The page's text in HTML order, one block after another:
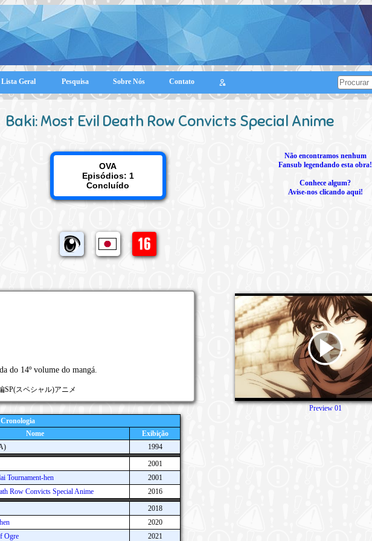
Lista Geral Pesquisa Sobre Nós Contato
Baki: Most Evil Death Row Convicts Special Anime
OVA
Episódios: 1
Concluído
Não encontramos nenhum
Fansub legendando esta obra!
Conhece algum?
Avise-nos clicando aqui!
do 14º volume do mangá.
SP(スペシャル)アニメ
Cronologia
Nome
Exibição
1994
2001
Tournament-hen
2001
Row Convicts Special Anime
2016
2018
2020
Ogre 2021
Preview 01